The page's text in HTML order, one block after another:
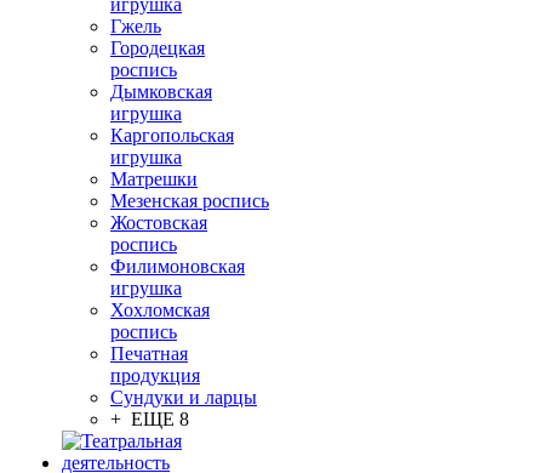
игрушка
Гжель
Городецкая
роспись
Дымковская
игрушка
Каргопольская
игрушка
Матрешки
Мезенская роспись
Жостовская
роспись
Филимоновская
игрушка
Хохломская
роспись
Печатная
продукция
Сундуки и ларцы
+ ЕЩЕ 8